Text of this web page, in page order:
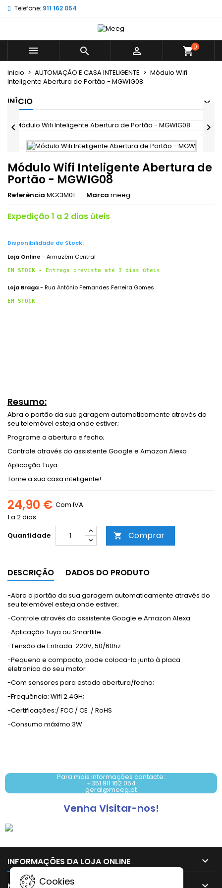
Telefone: 911 162 054
   shopping_cart0
Inicio AUTOMAÇÃO E CASA INTELIGENTE
Módulo Wifi
Inteligente Abertura de Portão - MGWIG08
INÍCIO
 
Módulo Wifi Inteligente Abertura de
Portão - MGWIG08
Referência MGCIM01 Marca meeg
Expedição 1 a 2 dias úteis
Disponibilidade de Stock:
Loja Online - Armazém Central
EM STOCK - Entrega prevista até 3 dias úteis
Loja Braga- Rua António Fernandes Ferreira Gomes
EM STOCK
Resumo:
Abra o portão da sua garagem automaticamente através do
seu telemóvel esteja onde estiver;
Programe a abertura e fecho;
Controle através do assistente Google e Amazon Alexa
Aplicação Tuya
Torne a sua casa inteligente!
24,90 € Com IVA
1 a 2 dias
Quantidade
 Comprar
DESCRIÇÃO DADOS DO PRODUTO
-Abra o portão da sua garagem automaticamente através do
seu telemóvel esteja onde estiver;
-Controle através do assistente Google e Amazon Alexa
-Aplicação Tuya ou Smartlife
-Tensão de Entrada: 220V, 50/60hz
-Pequeno e compacto, pode coloca-lo junto à placa
eletronica do seu motor
-Com sensores para estado abertura/fecho;
-Frequência: Wifi 2.4GH;
-Certificações:/ FCC / CE / RoHS
-Consumo máximo:3W
Para mais informações contacte:
+351 911 162 054
geral@meeg.pt
Venha Visitar-nos!
INFORMAÇÕES DA LOJA ONLINE 

My wishlists ×
add_circle_outlineCreate new list
((title)) ×
((label))
Entrar ×
É necessário ter sessão iniciada para guardar
produtos na sua lista de desejos.
((cancelText))
Cookies